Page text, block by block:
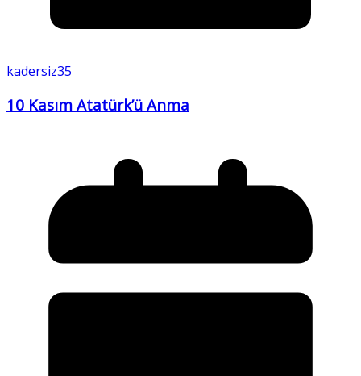
kadersiz35
10 Kasım Atatürk’ü Anma